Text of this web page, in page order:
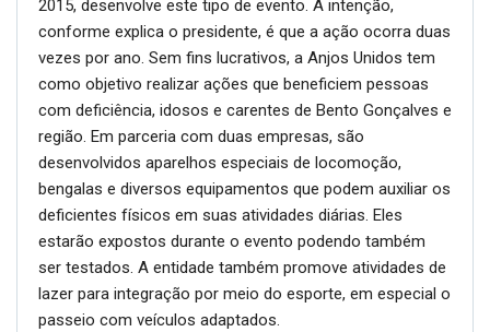
2015, desenvolve este tipo de evento. A intenção,
conforme explica o presidente, é que a ação ocorra duas
vezes por ano. Sem fins lucrativos, a Anjos Unidos tem
como objetivo realizar ações que beneficiem pessoas
com deficiência, idosos e carentes de Bento Gonçalves e
região. Em parceria com duas empresas, são
desenvolvidos aparelhos especiais de locomoção,
bengalas e diversos equipamentos que podem auxiliar os
deficientes físicos em suas atividades diárias. Eles
estarão expostos durante o evento podendo também
ser testados. A entidade também promove atividades de
lazer para integração por meio do esporte, em especial o
passeio com veículos adaptados.